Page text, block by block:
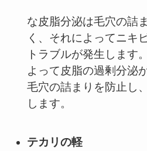
過
な皮脂分泌は毛穴の詰
く、それによってニキ
トラブルが発生します
よって皮脂の過剰分泌
毛穴の詰まりを防止し
します。
テカリの軽